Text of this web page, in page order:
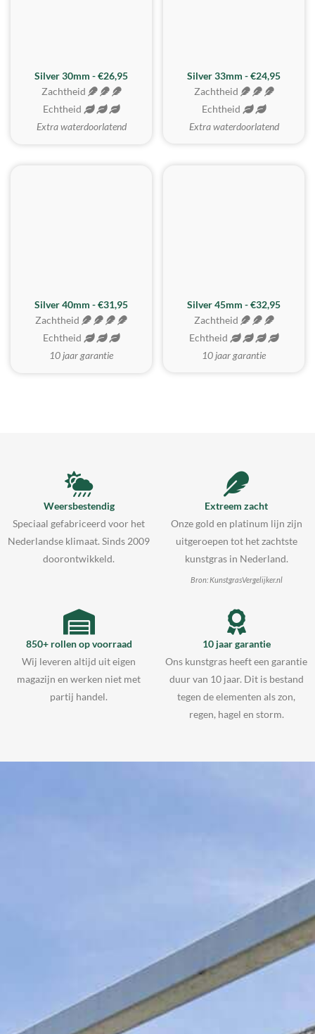
Silver 30mm - €26,95
Zachtheid
Echtheid
Extra waterdoorlatend
Silver 33mm - €24,95
Zachtheid
Echtheid
Extra waterdoorlatend
Silver 40mm - €31,95
Zachtheid
Echtheid
10 jaar garantie
MEEST GEKOZEN
Silver 45mm - €32,95
Zachtheid
Echtheid
10 jaar garantie
Weersbestendig
Speciaal gefabriceerd voor het
Nederlandse klimaat. Sinds 2009
doorontwikkeld.
Extreem zacht
Onze gold en platinum lijn zijn
uitgeroepen tot het zachtste
kunstgras in Nederland.
Bron: KunstgrasVergelijker.nl
850+ rollen op voorraad
Wij leveren altijd uit eigen
magazijn en werken niet met
partij handel.
10 jaar garantie
Ons kunstgras heeft een garantie
duur van 10 jaar. Dit is bestand
tegen de elementen als zon,
regen, hagel en storm.